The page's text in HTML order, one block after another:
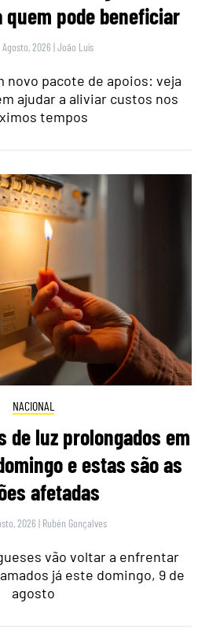
pode beneficiar
2026 |João Luís
novo pacote de apoios: veja
ajudar a aliviar custos nos
tempos
NACIONAL
de luz prolongados em
e estas são as
afetadas
2026 | Rubén Gonçalves
vão voltar a enfrentar
já este domingo, 9 de
agosto